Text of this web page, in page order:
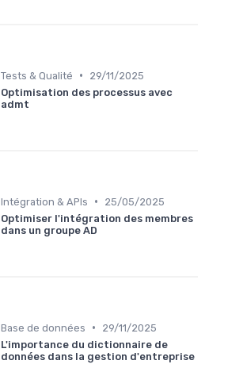
Tests & Qualité •
29/11/2025
Optimisation des processus avec
admt
Intégration & APIs •
25/05/2025
Optimiser l'intégration des membres
dans un groupe AD
Base de données •
29/11/2025
L'importance du dictionnaire de
données dans la gestion d'entreprise